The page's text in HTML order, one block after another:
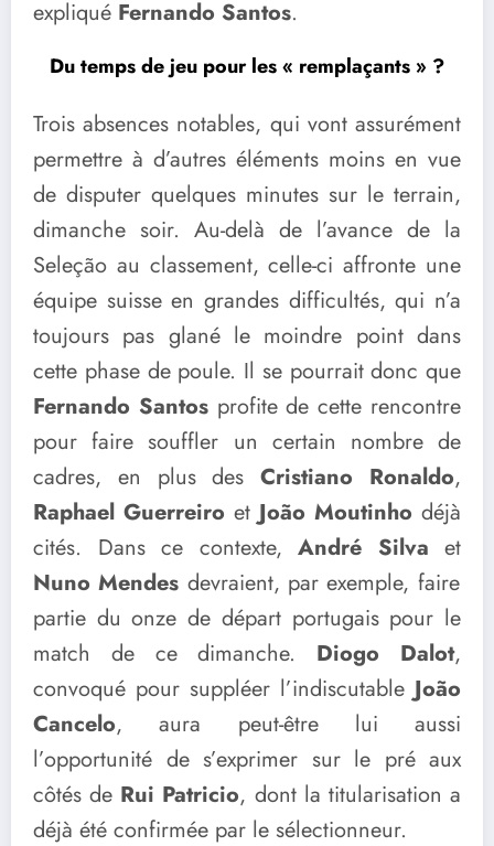
expliqué Fernando Santos.
Du temps de jeu pour les « remplaçants » ?
Trois absences notables, qui vont assurément
permettre à d’autres éléments moins en vue
de disputer quelques minutes sur le terrain,
dimanche soir. Au-delà de l’avance de la
Seleção au classement, celle-ci affronte une
équipe suisse en grandes difficultés, qui n’a
toujours pas glané le moindre point dans
cette phase de poule. Il se pourrait donc que
Fernando Santosprofite de cette rencontre
pour faire souffler un certain nombre de
cadres, en plus desCristiano Ronaldo,
Raphael Guerreiro et João Moutinho déjà
cités. Dans ce contexte, André Silva et
Nuno Mendes devraient, par exemple, faire
partie du onze de départ portugais pour le
match de ce dimanche. Diogo Dalot,
convoqué pour suppléer l’indiscutable João
Cancelo, aura peut-être lui aussi
l’opportunité de s’exprimer sur le pré aux
côtés de Rui Patricio, dont la titularisation a
déjà été confirmée par le sélectionneur.